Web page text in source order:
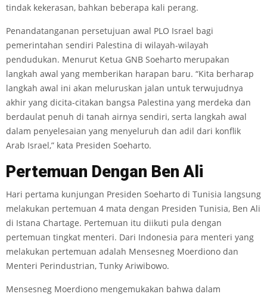
tindak kekerasan, bahkan beberapa kali perang.
Penandatanganan persetujuan awal PLO Israel bagi
pemerintahan sendiri Palestina di wilayah-wilayah
pendudukan. Menurut Ketua GNB Soeharto merupakan
langkah awal yang memberikan harapan baru. “Kita berharap
langkah awal ini akan meluruskan jalan untuk terwujudnya
akhir yang dicita-citakan bangsa Palestina yang merdeka dan
berdaulat penuh di tanah airnya sendiri, serta langkah awal
dalam penyelesaian yang menyeluruh dan adil dari konflik
Arab Israel,” kata Presiden Soeharto.
Pertemuan Dengan Ben Ali
Hari pertama kunjungan Presiden Soeharto di Tunisia langsung
melakukan pertemuan 4 mata dengan Presiden Tunisia, Ben Ali
di Istana Chartage. Pertemuan itu diikuti pula dengan
pertemuan tingkat menteri. Dari Indonesia para menteri yang
melakukan pertemuan adalah Mensesneg Moerdiono dan
Menteri Perindustrian, Tunky Ariwibowo.
Mensesneg Moerdiono mengemukakan bahwa dalam